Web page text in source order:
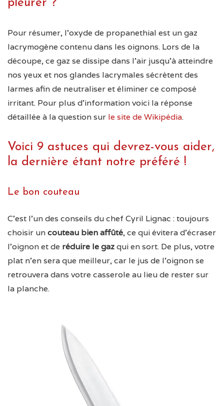
pleurer ?
Pour résumer, l’oxyde de propanethial est un gaz
lacrymogène contenu dans les oignons. Lors de la
découpe, ce gaz se dissipe dans l’air jusqu’à atteindre
nos yeux et nos glandes lacrymales sécrètent des
larmes afin de neutraliser et éliminer ce composé
irritant. Pour plus d’information voici la réponse
détaillée à la question sur le site de Wikipédia.
Voici 9 astuces qui devrez-vous aider,
la dernière étant notre préféré !
Le bon couteau
C’est l’un des conseils du chef Cyril Lignac : toujours
choisir uncouteau bien affûté, ce qui évitera d’écraser
l’oignon et de réduire le gazqui en sort. De plus, votre
plat n’en sera que meilleur, car le jus de l’oignon se
retrouvera dans votre casserole au lieu de rester sur
la planche.